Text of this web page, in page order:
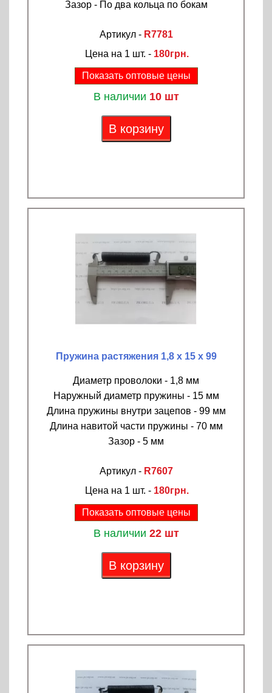
Зазор - По два кольца по бокам
Артикул - R7781
Цена на 1 шт. - 180грн.
Показать оптовые цены
В наличии 10 шт
В корзину
Пружина растяжения 1,8 х 15 х 99
Диаметр проволоки - 1,8 мм
Наружный диаметр пружины - 15 мм
Длина пружины внутри зацепов - 99 мм
Длина навитой части пружины - 70 мм
Зазор - 5 мм
Артикул - R7607
Цена на 1 шт. - 180грн.
Показать оптовые цены
В наличии 22 шт
В корзину